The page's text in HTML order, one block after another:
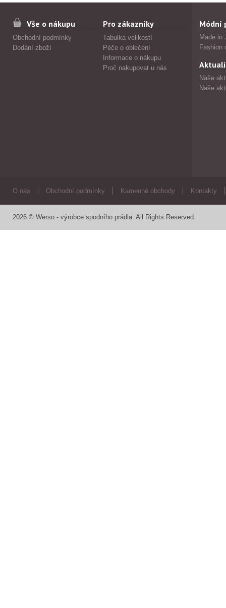
Vše o nákupu
Obchodní podmínky
Dodání zboží
Pro zákazníky
Tabulka velikostí
Péče o oblečení
Informace o nákupu
Proč nakupovat u nás
Módní
Made in
Fashion
Naše
Naše
O nás Obchodní podmínky Kamenné obchody Kontakty
2026 © Werso - výrobce spodního prádla. All Rights Reserved.